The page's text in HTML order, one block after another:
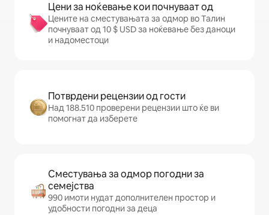
Цени за ноќевање кои почнуваат од
Цените на сместувањата за одмор во Талин
почнуваат од 10 $ USD за ноќевање без даноци
и надоместоци
Потврдени рецензии од гости
Над 188.510 проверени рецензии што ќе ви
помогнат да изберете
Сместувања за одмор погодни за
семејства
990 имоти нудат дополнителен простор и
удобности погодни за деца